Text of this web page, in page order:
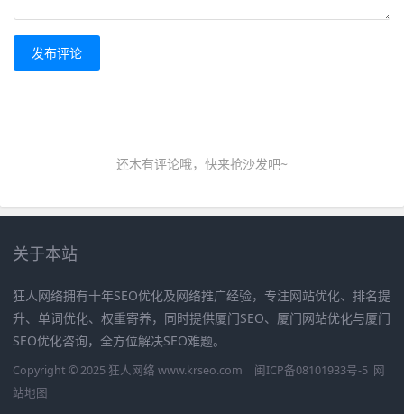
发布评论
还木有评论哦，快来抢沙发吧~
关于本站
狂人网络拥有十年SEO优化及网络推广经验，专注网站优化、排名提
升、单词优化、权重寄养，同时提供厦门SEO、厦门网站优化与厦门
SEO优化咨询，全方位解决SEO难题。
Copyright © 2025 狂人网络 www.krseo.com 闽ICP备08101933号-5 网
站地图